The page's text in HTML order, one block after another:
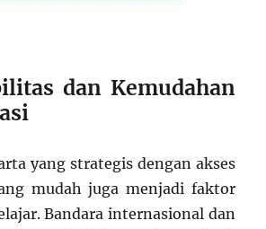
dan Kemudahan
yang strategis dengan akses
mudah juga menjadi faktor
Bandara internasional dan